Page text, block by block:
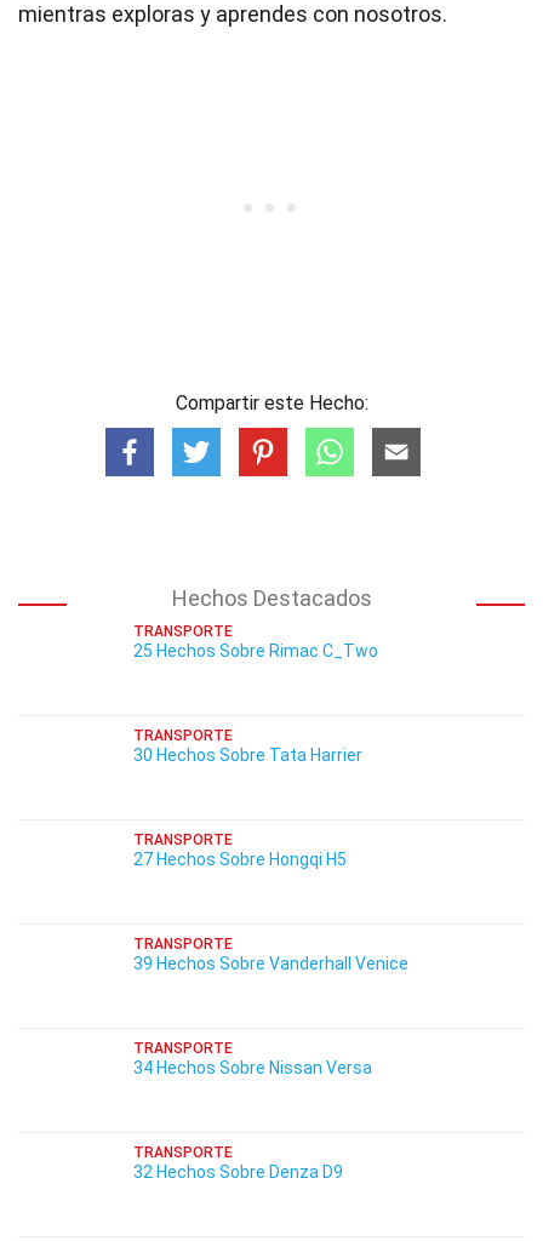
mientras exploras y aprendes con nosotros.
Compartir este Hecho:
Hechos Destacados
TRANSPORTE
25 Hechos Sobre Rimac C_Two
TRANSPORTE
30 Hechos Sobre Tata Harrier
TRANSPORTE
27 Hechos Sobre Hongqi H5
TRANSPORTE
39 Hechos Sobre Vanderhall Venice
TRANSPORTE
34 Hechos Sobre Nissan Versa
TRANSPORTE
32 Hechos Sobre Denza D9